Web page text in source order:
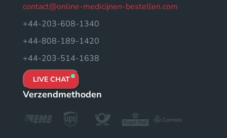
contact@online-medicijnen-bestellen.com
+44-203-608-1340
+44-808-189-1420
+44-203-514-1638
LIVE CHAT
Verzendmethoden